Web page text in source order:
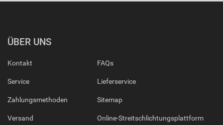
ÜBER UNS
Kontakt
Service
Zahlungsmethoden
Versand
FAQs
Lieferservice
Sitemap
Online-Streitschlichtungsplattform